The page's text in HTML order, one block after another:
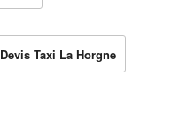
Devis Taxi La Horgne